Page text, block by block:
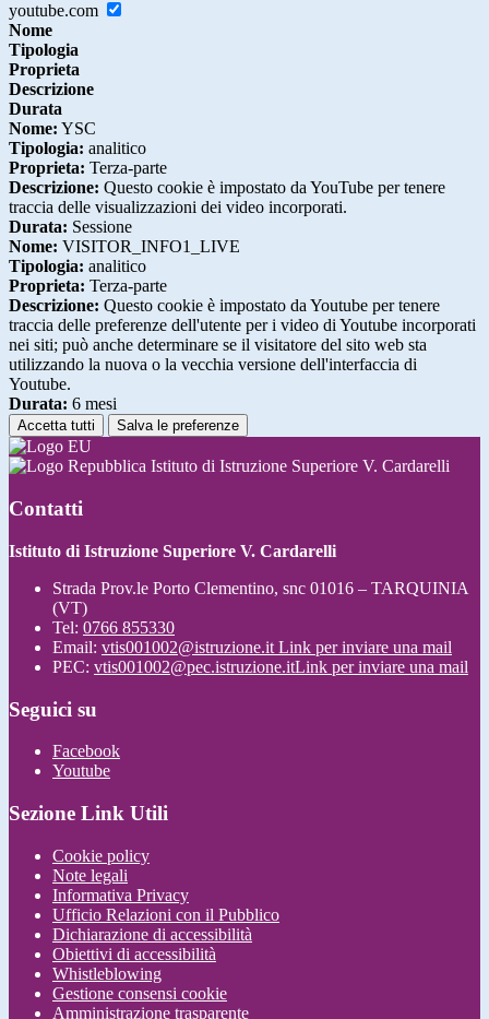
youtube.com
Nome
Tipologia
Proprieta
Descrizione
Durata
Nome: YSC
Tipologia: analitico
Proprieta: Terza-parte
Descrizione: Questo cookie è impostato da YouTube per tenere
traccia delle visualizzazioni dei video incorporati.
Durata: Sessione
Nome: VISITOR_INFO1_LIVE
Tipologia: analitico
Proprieta: Terza-parte
Descrizione: Questo cookie è impostato da Youtube per tenere
traccia delle preferenze dell'utente per i video di Youtube incorporati
nei siti; può anche determinare se il visitatore del sito web sta
utilizzando la nuova o la vecchia versione dell'interfaccia di
Youtube.
Durata: 6 mesi
Accetta tutti Salva le preferenze
Istituto di Istruzione Superiore V. Cardarelli
Contatti
Istituto di Istruzione Superiore V. Cardarelli
Strada Prov.le Porto Clementino, snc 01016 – TARQUINIA
(VT)
Tel: 0766 855330
Email: vtis001002@istruzione.it Link per inviare una mail
PEC: vtis001002@pec.istruzione.itLink per inviare una mail
Seguici su
Facebook
Youtube
Sezione Link Utili
Cookie policy
Note legali
Informativa Privacy
Ufficio Relazioni con il Pubblico
Dichiarazione di accessibilità
Obiettivi di accessibilità
Whistleblowing
Gestione consensi cookie
Amministrazione trasparente